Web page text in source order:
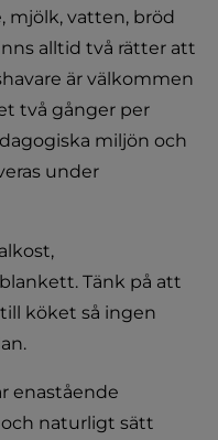
mjölk, vatten, bröd
alltid två rätter att
är välkommen
två gånger per
miljön och
under
Tänk på att
köket så ingen
enastående
naturligt sätt